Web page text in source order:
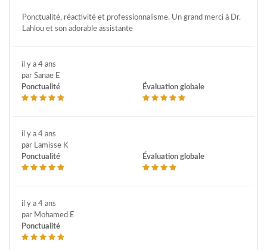
Ponctualité, réactivité et professionnalisme. Un grand merci à Dr.
Lahlou et son adorable assistante
il y a 4 ans
par Sanae E
Ponctualité
Évaluation globale
il y a 4 ans
par Lamisse K
Ponctualité
Évaluation globale
il y a 4 ans
par Mohamed E
Ponctualité